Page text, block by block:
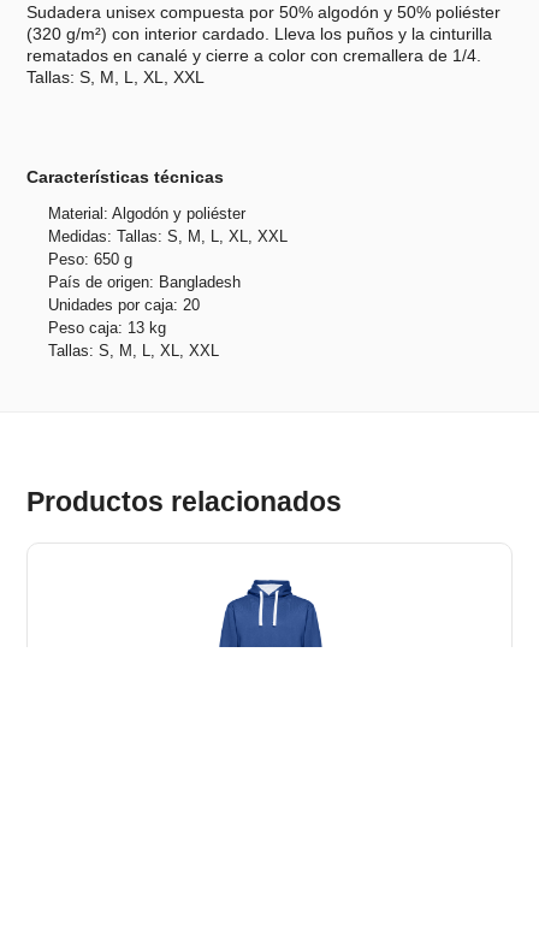
Sudadera unisex compuesta por 50% algodón y 50% poliéster
(320 g/m²) con interior cardado. Lleva los puños y la cinturilla
rematados en canalé y cierre a color con cremallera de 1/4.
Tallas: S, M, L, XL, XXL
Características técnicas
Material: Algodón y poliéster
Medidas: Tallas: S, M, L, XL, XXL
Peso: 650 g
País de origen: Bangladesh
Unidades por caja: 20
Peso caja: 13 kg
Tallas: S, M, L, XL, XXL
Productos relacionados